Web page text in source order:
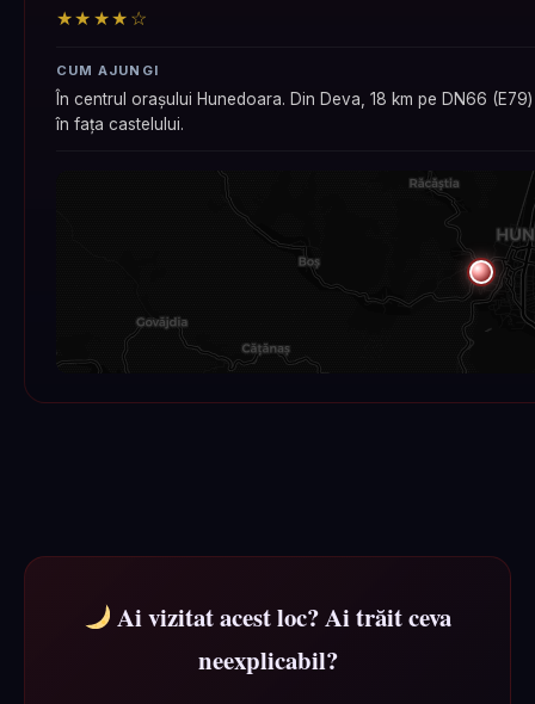
★★★★☆
CUM AJUNGI
În centrul orașului Hunedoara. Din Deva, 18 km pe DN66
în fața castelului.
Ai vizitat acest loc? Ai trăit ceva
neexplicabil?